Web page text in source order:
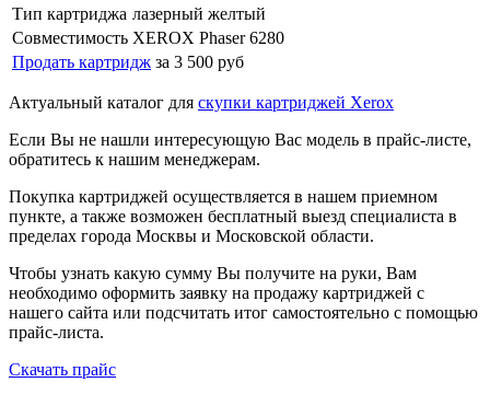
Тип картриджа лазерный желтый
Совместимость XEROX Phaser 6280
Продать картридж за 3 500 руб
Актуальный каталог для скупки картриджей Xerox
Если Вы не нашли интересующую Вас модель в прайс-листе,
обратитесь к нашим менеджерам.
Покупка картриджей осуществляется в нашем приемном
пункте, а также возможен бесплатный выезд специалиста в
пределах города Москвы и Московской области.
Чтобы узнать какую сумму Вы получите на руки, Вам
необходимо оформить заявку на продажу картриджей с
нашего сайта или подсчитать итог самостоятельно с помощью
прайс-листа.
Скачать прайс